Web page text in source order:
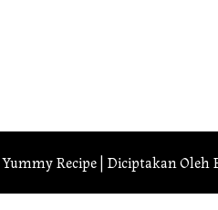
Yummy Recipe | Diciptakan Oleh